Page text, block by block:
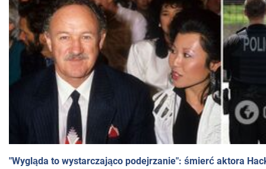
"Wygląda to wystarczająco podejrzanie": śmierć aktora